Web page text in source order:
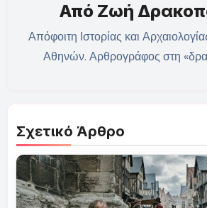
Από Ζωή
Απόφοιτη Ιστορίας και
Αθηνών. Αρθρογράφος στη
Σχετικό Άρθρο